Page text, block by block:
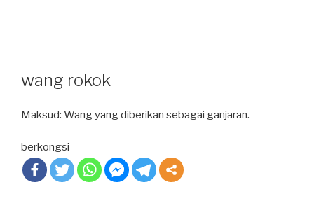
wang rokok
Maksud: Wang yang diberikan sebagai ganjaran.
berkongsi